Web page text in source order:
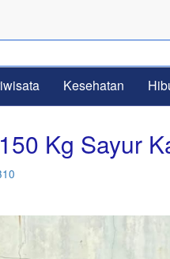
Kesehatan
Kg Sayur